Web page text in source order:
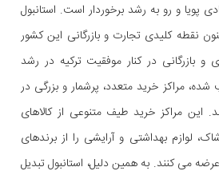
پویا و رو به رشد برخوردار است. استانبول
نقطه کلیدی تجارت و بازرگانی این کشور
بازرگانی در کنار موفقیت ترکیه در رشد
مراکز خرید متعدد، پرشمار و بزرگی در
این مراکز خرید طیف متنوعی از کالاهای
لوازم بهداشتی و آرایشی را از برندهای
می کنند. به همین دلیل، استانبول تبدیل